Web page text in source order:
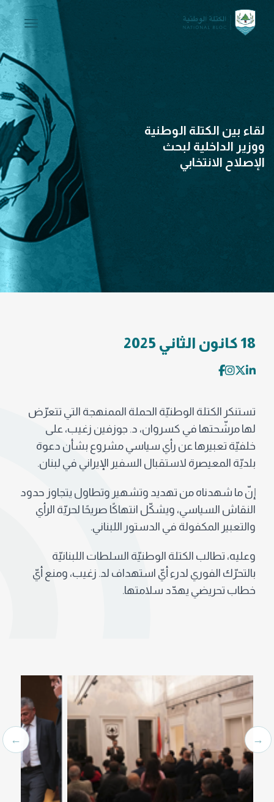
لقاء بين الكتلة الوطنية
ووزير الداخلية لبحث
الإصلاح الانتخابي
18 كانون الثاني 2025
تستنكر الكتلة الوطنيّة الحملة الممنهجة التي تتعرّض
لها مرشّحتها في كسروان، د. جوزفين زغيب، على
خلفيّة تعبيرها عن رأي سياسي مشروع بشأن دعوة
بلديّة المعيصرة لاستقبال السفير الإيراني في لبنان.
إنّ ما شهدناه من تهديد وتشهير وتطاول يتجاوز حدود
النقاش السياسي، ويشكّل انتهاكًا صريحًا لحريّة الرأي
والتعبير المكفولة في الدستور اللبناني.
وعليه، تطالب الكتلة الوطنيّة السلطات اللبنانيّة
بالتحرّك الفوري لدرء أيّ استهداف لد. زغيب، ومنع أيّ
خطاب تحريضي يهدّد سلامتها.
← →